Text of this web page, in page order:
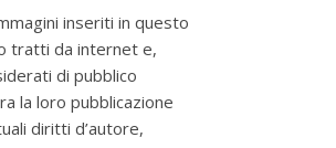
inseriti in questo
tratti da internet e,
di pubblico
la loro pubblicazione
diritti d’autore,